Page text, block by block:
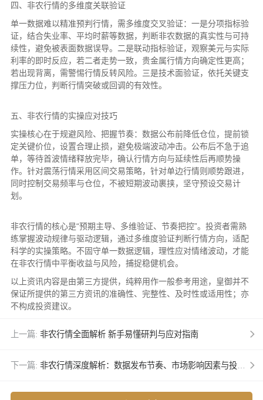
四、非农行情的多维度关联验证
单一数据难以精准预判行情，需多维度交叉验证：一是分项指标验
证，结合失业率、平均时薪等数据，判断非农数据的真实性与可持
续性，避免被表面数据误导。二是联动指标验证，观察美元与实际
利率的即时反应，若二者走势一致，贵金属行情方向确定性更高；
若出现背离，需警惕行情反转风险。三是技术面验证，依托关键支
撑压力位，判断行情突破或回调的有效性。
五、非农行情的实操应对技巧
实操核心在于规避风险、把握节奏：数据公布前降低仓位，提前锁
定关键价位，设置合理止损，避免极端波动冲击。公布后不急于追
单，等待首波情绪释放完毕，确认行情方向与延续性后再顺势操
作。针对震荡行情采用区间交易策略，针对单边行情则顺势跟进，
同时控制交易频率与仓位，不被短期波动裹挟，坚守预设交易计
划。
非农行情的核心是“预期主导、多维验证、节奏把控”。投资者需熟
练掌握波动规律与驱动逻辑，通过多维度验证判断行情方向，适配
科学的实操策略。不固守单一数据逻辑，理性应对情绪波动，才能
在非农行情中平衡收益与风险，捕捉稳健机会。
以上资讯内容是由第三方提供，纯粹用作一般参考用途，皇御并不
保证所提供的第三方资讯的准确性、完整性、及时性或适用性；亦
不构成投资建议。
上一篇: 非农行情全面解析 新手易懂研判与应对指南
下一篇: 非农行情深度解析：数据发布节奏、市场影响因素与投资关注重点